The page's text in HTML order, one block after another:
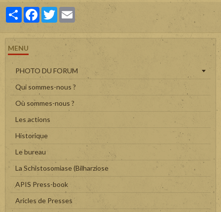
PartagerFacebook
Twitter
MENU
PHOTO DU FORUM
Qui sommes-nous ?
Où sommes-nous ?
Les actions
Historique
Le bureau
La Schistosomiase (Bilharziose
APIS Press-book
Aricles de Presses